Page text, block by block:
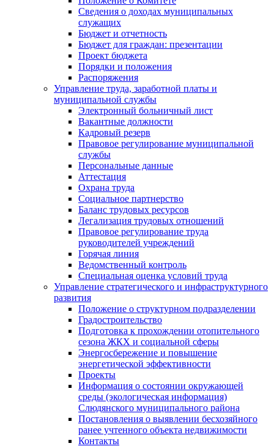
Сведения о доходах муниципальных
служащих
Бюджет и отчетность
Бюджет для граждан: презентации
Проект бюджета
Порядки и положения
Распоряжения
Управление труда, заработной платы и
муниципальной службы
Электронный больничный лист
Вакантные должности
Кадровый резерв
Правовое регулирование муниципальной
службы
Персональные данные
Аттестация
Охрана труда
Социальное партнерство
Баланс трудовых ресурсов
Легализация трудовых отношений
Правовое регулирование труда
руководителей учреждений
Горячая линия
Ведомственный контроль
Специальная оценка условий труда
Управление стратегического и инфраструктурного
развития
Положение о структурном подразделении
Градостроительство
Подготовка к прохождении отопительного
сезона ЖКХ и социальной сферы
Энергосбережение и повышение
энергетической эффективности
Проекты
Информация о состоянии окружающей
среды (экологическая информация)
Слюдянского муниципального района
Постановления о выявлении бесхозяйного
ранее учтенного объекта недвижимости
Контакты